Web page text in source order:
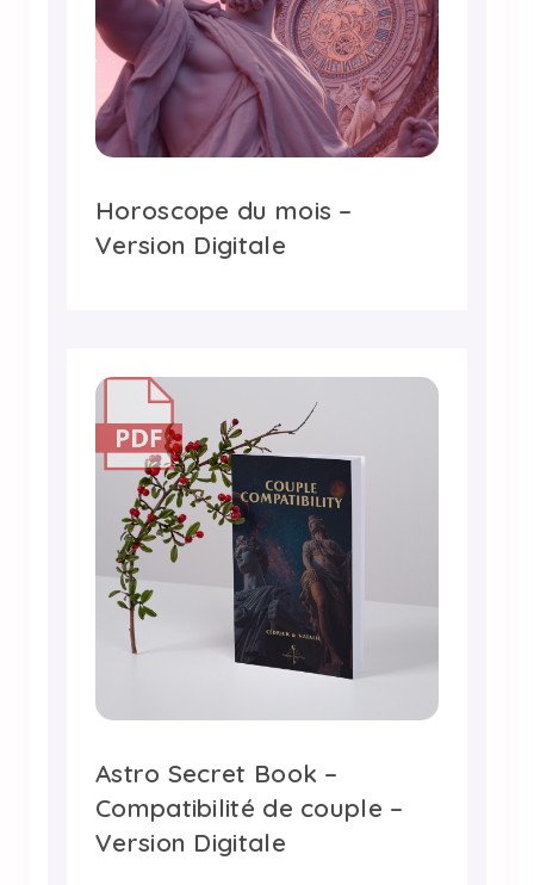
Horoscope du mois –
Version Digitale
Astro Secret Book –
Compatibilité de couple –
Version Digitale